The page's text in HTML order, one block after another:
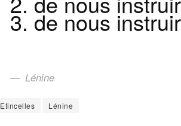
3. de nous
Lénine
Etincelles Lénine